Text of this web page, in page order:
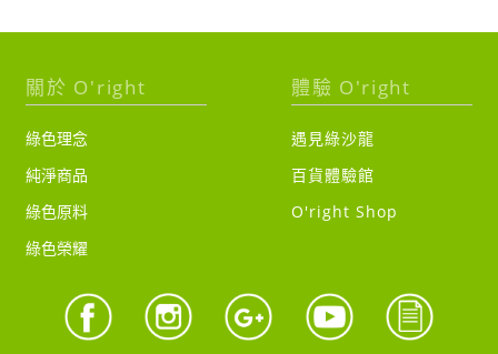
關於 O'right
綠色理念
純淨商品
綠色原料
綠色榮耀
體驗 O'right
遇見綠沙龍
百貨體驗館
O'right Shop